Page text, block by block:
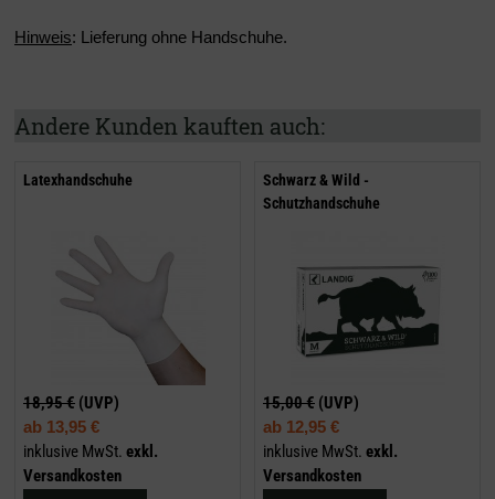
Hinweis: Lieferung ohne Handschuhe.
Andere Kunden kauften auch:
Latexhandschuhe
18,95 € (UVP)
ab 13,95 €
inklusive MwSt. exkl.
Versandkosten
Schwarz & Wild -
Schutzhandschuhe
15,00 € (UVP)
ab 12,95 €
inklusive MwSt. exkl.
Versandkosten